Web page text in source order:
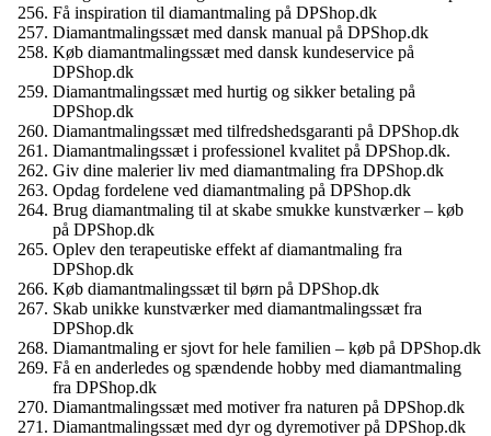
Få inspiration til diamantmaling på DPShop.dk
Diamantmalingssæt med dansk manual på DPShop.dk
Køb diamantmalingssæt med dansk kundeservice på
DPShop.dk
Diamantmalingssæt med hurtig og sikker betaling på
DPShop.dk
Diamantmalingssæt med tilfredshedsgaranti på DPShop.dk
Diamantmalingssæt i professionel kvalitet på DPShop.dk.
Giv dine malerier liv med diamantmaling fra DPShop.dk
Opdag fordelene ved diamantmaling på DPShop.dk
Brug diamantmaling til at skabe smukke kunstværker – køb
på DPShop.dk
Oplev den terapeutiske effekt af diamantmaling fra
DPShop.dk
Køb diamantmalingssæt til børn på DPShop.dk
Skab unikke kunstværker med diamantmalingssæt fra
DPShop.dk
Diamantmaling er sjovt for hele familien – køb på DPShop.dk
Få en anderledes og spændende hobby med diamantmaling
fra DPShop.dk
Diamantmalingssæt med motiver fra naturen på DPShop.dk
Diamantmalingssæt med dyr og dyremotiver på DPShop.dk